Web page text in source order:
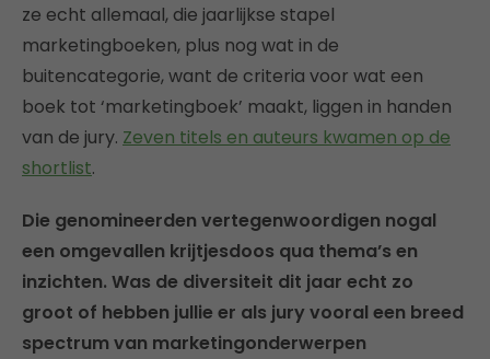
ze echt allemaal, die jaarlijkse stapel
marketingboeken, plus nog wat in de
buitencategorie, want de criteria voor wat een
boek tot ‘marketingboek’ maakt, liggen in handen
van de jury. Zeven titels en auteurs kwamen op de
shortlist.
Die genomineerden vertegenwoordigen nogal
een omgevallen krijtjesdoos qua thema’s en
inzichten. Was de diversiteit dit jaar echt zo
groot of hebben jullie er als jury vooral een breed
spectrum van marketingonderwerpen